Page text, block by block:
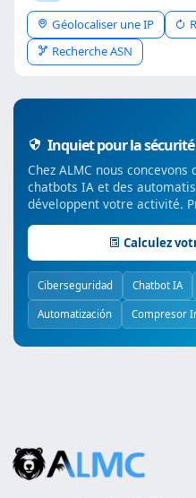
Géolocaliser une IP
Recherche ASN
Inquiet pour la
Chez ALMC nous
chatbots IA et des
développent votre activité.
Calculez
Ciberseguridad Chatbot IA
Automatización Compresor